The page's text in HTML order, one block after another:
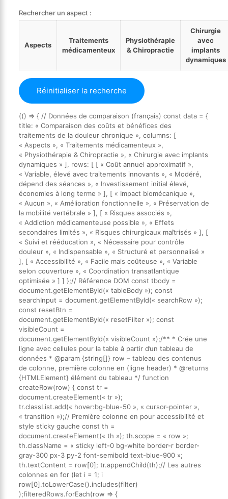
Rechercher un aspect :
Aspects
Traitements
médicamenteux
Physiothérapie
& Chiropractie
Chirurgie
avec
implants
dynamiques
Réinitialiser la recherche
(() => { // Données de comparaison (français) const data = {
title: « Comparaison des coûts et bénéfices des
traitements de la douleur chronique », columns: [
« Aspects », « Traitements médicamenteux »,
« Physiothérapie & Chiropractie », « Chirurgie avec implants
dynamiques » ], rows: [ [ « Coût annuel approximatif »,
« Variable, élevé avec traitements innovants », « Modéré,
dépend des séances », « Investissement initial élevé,
économies à long terme » ], [ « Impact biomécanique »,
« Aucun », « Amélioration fonctionnelle », « Préservation de
la mobilité vertébrale » ], [ « Risques associés »,
« Addiction médicamenteuse possible », « Effets
secondaires limités », « Risques chirurgicaux maîtrisés » ], [
« Suivi et rééducation », « Nécessaire pour contrôle
douleur », « Indispensable », « Structuré et personnalisé »
], [ « Accessibilité », « Facile mais coûteuse », « Variable
selon couverture », « Coordination transatlantique
optimisée » ] ] };// Référence DOM const tbody =
document.getElementById(« tableBody »); const
searchInput = document.getElementById(« searchRow »);
const resetBtn =
document.getElementById(« resetFilter »); const
visibleCount =
document.getElementById(« visibleCount »);/** * Crée une
ligne avec cellules pour la table à partir d’un tableau de
données * @param {string[]} row – tableau des contenus
de colonne, première colonne en (ligne header) * @returns
{HTMLElement} élément du tableau */ function
createRow(row) { const tr =
document.createElement(« tr »);
tr.classList.add(« hover:bg-blue-50 », « cursor-pointer »,
« transition »);// Première colonne en pour accessibilité et
style sticky gauche const th =
document.createElement(« th »); th.scope = « row »;
th.className = « sticky left-0 bg-white border-r border-
gray-300 px-3 py-2 font-semibold text-blue-900 »;
th.textContent = row[0]; tr.appendChild(th);// Les autres
colonnes en for (let i = 1; i
row[0].toLowerCase().includes(filter)
);filteredRows.forEach(row => {